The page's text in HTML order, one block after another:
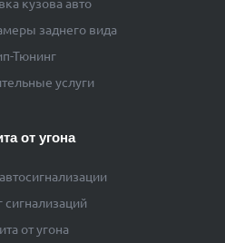
кузова авто
заднего вида
Тюнинг
услуги
от угона
сигнализаций
от угона